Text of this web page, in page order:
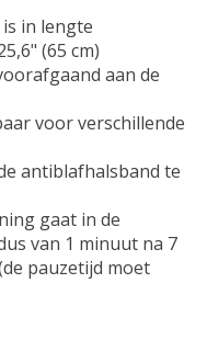
in lengte
(65 cm)
aan de
voor verschillende
antiblafhalsband te
gaat in de
van 1 minuut na 7
pauzetijd moet